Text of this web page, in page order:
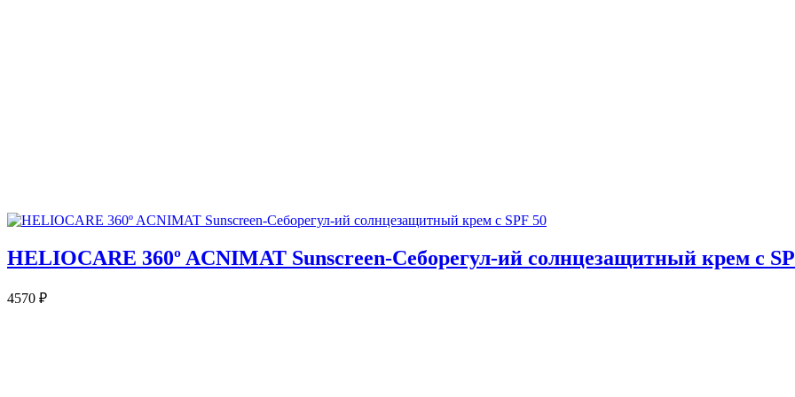
HELIOCARE 360º ACNIMAT Sunscreen-Себорегул-ий солнцезащитный крем с
4570 ₽